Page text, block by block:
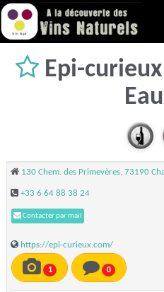
Epi-
130 Chem. des Primevères, 73190
+33 6 64 88 38 24
Contacter par mail
https://epi-curieux.com/
1 0